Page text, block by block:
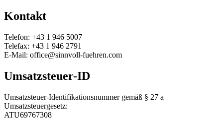
Kontakt
Telefon: +43 1 946 5007
Telefax: +43 1 946 2791
E-Mail: office@sinnvoll-fuehren.com
Umsatzsteuer-ID
Umsatzsteuer-Identifikationsnummer gemäß § 27 a
Umsatzsteuergesetz:
ATU69767308